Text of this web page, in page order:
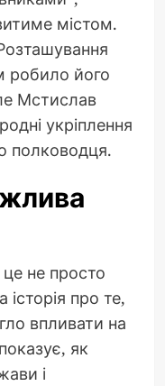
містом.
робило його
Мстислав
укріплення
полководця.
не просто
про те,
впливати на
як
і